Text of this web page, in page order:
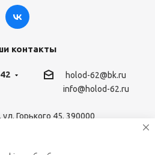
контакты
holod-62@bk.ru
info@holod-62.ru
ул. Горького 45, 390000